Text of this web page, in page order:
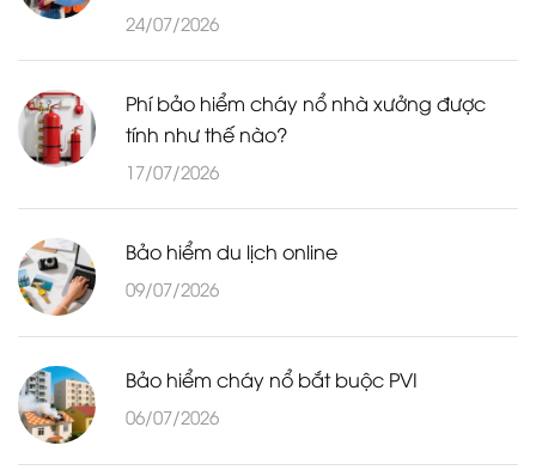
24/07/2026
Phí bảo hiểm cháy nổ nhà xưởng được
tính như thế nào?
17/07/2026
Bảo hiểm du lịch online
09/07/2026
Bảo hiểm cháy nổ bắt buộc PVI
06/07/2026